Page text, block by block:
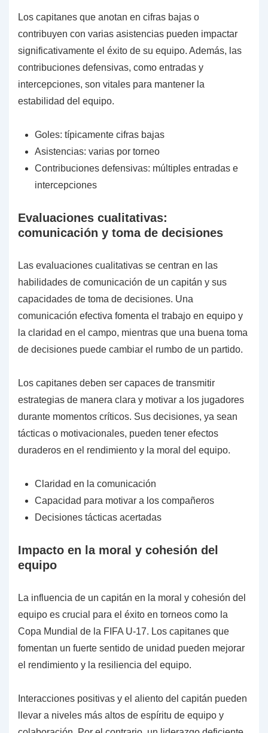
Los capitanes que anotan en cifras bajas o
contribuyen con varias asistencias pueden impactar
significativamente el éxito de su equipo. Además, las
contribuciones defensivas, como entradas y
intercepciones, son vitales para mantener la
estabilidad del equipo.
Goles: típicamente cifras bajas
Asistencias: varias por torneo
Contribuciones defensivas: múltiples entradas e
intercepciones
Evaluaciones cualitativas:
comunicación y toma de decisiones
Las evaluaciones cualitativas se centran en las
habilidades de comunicación de un capitán y sus
capacidades de toma de decisiones. Una
comunicación efectiva fomenta el trabajo en equipo y
la claridad en el campo, mientras que una buena toma
de decisiones puede cambiar el rumbo de un partido.
Los capitanes deben ser capaces de transmitir
estrategias de manera clara y motivar a los jugadores
durante momentos críticos. Sus decisiones, ya sean
tácticas o motivacionales, pueden tener efectos
duraderos en el rendimiento y la moral del equipo.
Claridad en la comunicación
Capacidad para motivar a los compañeros
Decisiones tácticas acertadas
Impacto en la moral y cohesión del
equipo
La influencia de un capitán en la moral y cohesión del
equipo es crucial para el éxito en torneos como la
Copa Mundial de la FIFA U-17. Los capitanes que
fomentan un fuerte sentido de unidad pueden mejorar
el rendimiento y la resiliencia del equipo.
Interacciones positivas y el aliento del capitán pueden
llevar a niveles más altos de espíritu de equipo y